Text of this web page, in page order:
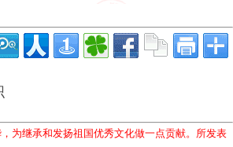
为继承和发扬祖国优秀文化做一点贡献。所发表